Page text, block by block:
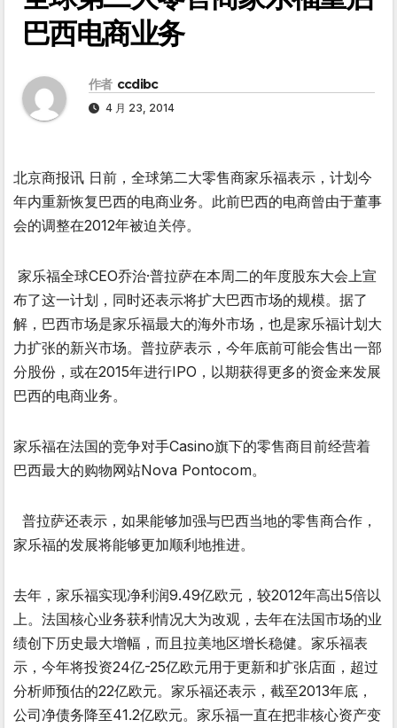
巴西电商业务
作者 ccdibc
4 月 23, 2014
北京商报讯 日前，全球第二大零售商家乐福表示，计划今
年内重新恢复巴西的电商业务。此前巴西的电商曾由于董事
会的调整在2012年被迫关停。
家乐福全球CEO乔治·普拉萨在本周二的年度股东大会上宣
布了这一计划，同时还表示将扩大巴西市场的规模。据了
解，巴西市场是家乐福最大的海外市场，也是家乐福计划大
力扩张的新兴市场。普拉萨表示，今年底前可能会售出一部
分股份，或在2015年进行IPO，以期获得更多的资金来发展
巴西的电商业务。
家乐福在法国的竞争对手Casino旗下的零售商目前经营着
巴西最大的购物网站Nova Pontocom。
普拉萨还表示，如果能够加强与巴西当地的零售商合作，
家乐福的发展将能够更加顺利地推进。
去年，家乐福实现净利润9.49亿欧元，较2012年高出5倍以
上。法国核心业务获利情况大为改观，去年在法国市场的业
绩创下历史最大增幅，而且拉美地区增长稳健。家乐福表
示，今年将投资24亿-25亿欧元用于更新和扩张店面，超过
分析师预估的22亿欧元。家乐福还表示，截至2013年底，
公司净债务降至41.2亿欧元。家乐福一直在把非核心资产变